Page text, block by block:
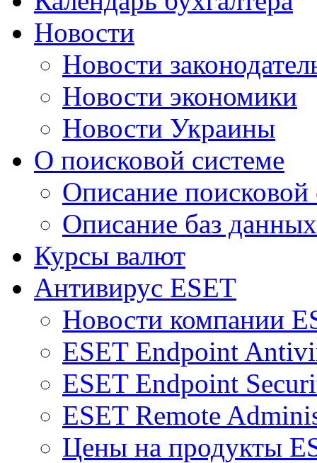
Новости
Новости
Новости экономики
Новости Украины
О поисковой системе
Описание
Описание баз данных
Курсы валют
Антивирус ESET
Новости компании
ESET Endpoint
ESET Endpoint
ESET Remote
Цены на продукты